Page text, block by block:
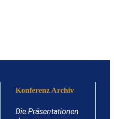
Konferenz Archiv
Die Präsentationen